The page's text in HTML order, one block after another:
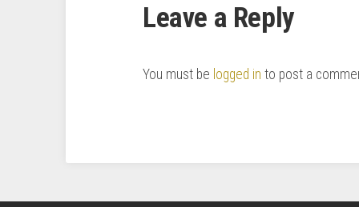
Leave a Reply
You must be logged in to post a